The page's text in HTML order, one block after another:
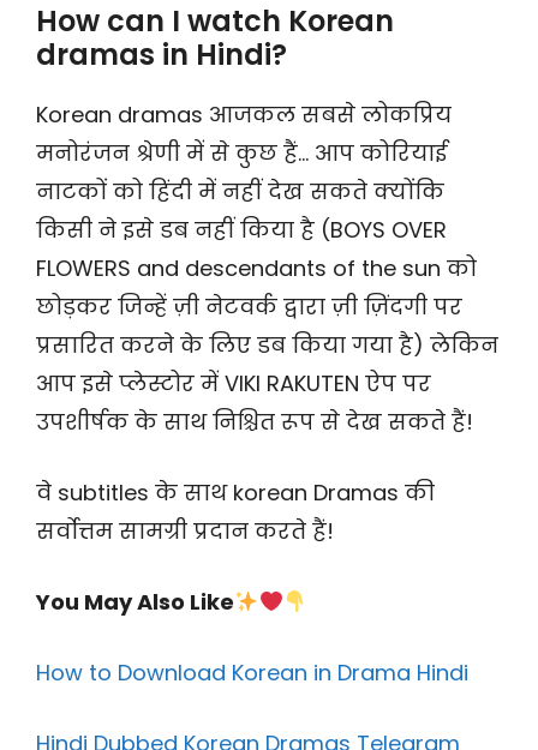
How can I watch Korean
dramas in Hindi?
Korean dramas आजकल सबसे लोकप्रिय
मनोरंजन श्रेणी में से कुछ हैं… आप कोरियाई
नाटकों को हिंदी में नहीं देख सकते क्योंकि
किसी ने इसे डब नहीं किया है (BOYS OVER
FLOWERS and descendants of the sun को
छोड़कर जिन्हें ज़ी नेटवर्क द्वारा ज़ी ज़िंदगी पर
प्रसारित करने के लिए डब किया गया है) लेकिन
आप इसे प्लेस्टोर में VIKI RAKUTEN ऐप पर
उपशीर्षक के साथ निश्चित रूप से देख सकते हैं!
वे subtitles के साथ korean Dramas की
सर्वोत्तम सामग्री प्रदान करते हैं!
You May Also Like
How to Download Korean in Drama Hindi
Hindi Dubbed Korean Dramas Telegram